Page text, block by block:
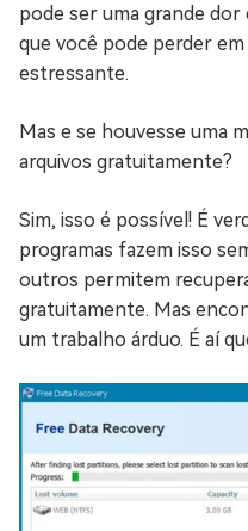
pode ser uma grande dor
que você pode perder
estressante.
Mas e se houvesse uma
arquivos gratuitamente?
Sim, isso é possível! É
programas fazem isso
outros permitem
gratuitamente. Mas
um trabalho árduo. É aí